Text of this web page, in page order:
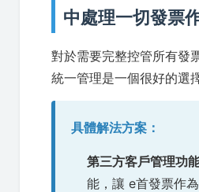
中處理一切發票
對於需要完整控管所有發
統一管理是一個很好的選擇
具體解法方案：
第三方客戶管理功
能，讓 e首發票作為